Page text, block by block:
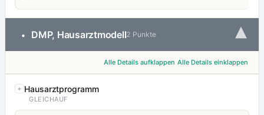
• DMP, Hausarztmodell2 Punkte ▾
Alle Details aufklappen Alle Details einklappen
Hausarztprogramm
GLEICHAUF